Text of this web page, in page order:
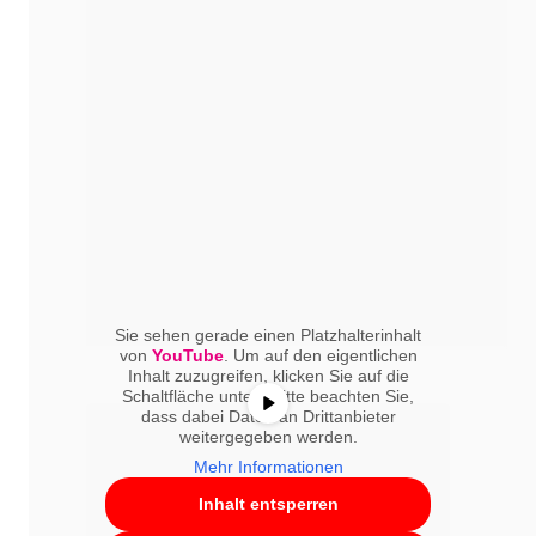
Sie sehen gerade einen Platzhalterinhalt
von YouTube. Um auf den eigentlichen
Inhalt zuzugreifen, klicken Sie auf die
Schaltfläche unten. Bitte beachten Sie,
dass dabei Daten an Drittanbieter
weitergegeben werden.
Mehr Informationen
Inhalt entsperren
Prof. Janni vom Universitätsklinikum Ulm hat uns auf
dem Post-ASCO, dem 25. gynäkologischen
Onkologie-Update der NOGGO in Berlin, die
SURVIVE-Studie vorgestellt. Dabei wurden die
wichtigsten und neuesten Entwicklungen in der